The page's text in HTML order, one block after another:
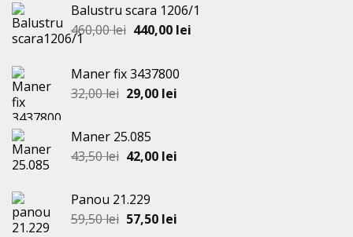
Balustru scara 1206/1
460,00lei Prețul
fost:
460,00 lei.
440,00 leiPrețul
Maner fix 3437800
32,00lei Prețul
fost:
32,00 lei.
29,00 leiPrețul
Maner 25.085
43,50lei Prețul
fost:
43,50 lei.
42,00 leiPrețul
Panou 21.229
59,50lei Prețul
57,50 leiPrețul